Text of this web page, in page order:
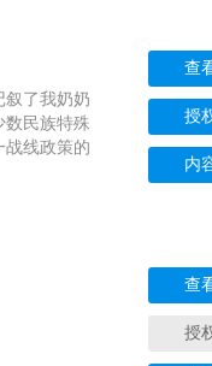
叙了我奶奶
数民族特殊
战线政策的
查
授
内
查
授